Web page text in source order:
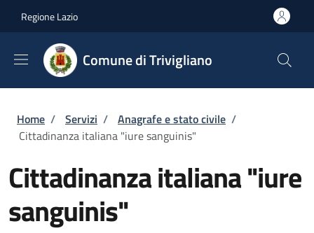
Regione Lazio
Comune di Trivigliano
Briciole di pane
Home / Servizi / Anagrafe e stato civile /
Cittadinanza italiana "iure sanguinis"
Cittadinanza italiana "iure
sanguinis"